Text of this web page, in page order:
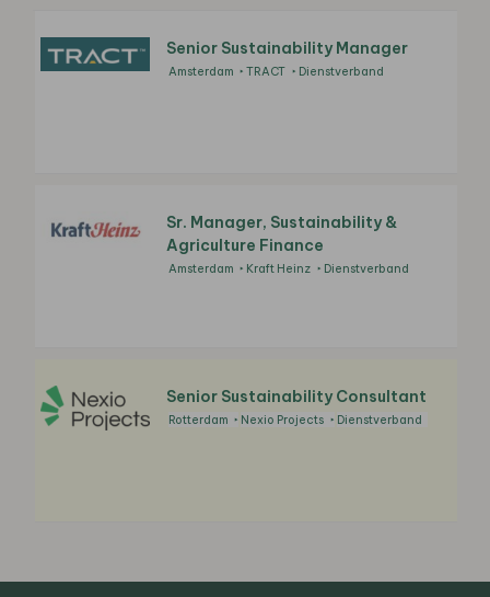
Senior Sustainability Manager
Amsterdam TRACT Dienstverband
Sr. Manager, Sustainability &
Agriculture Finance
Amsterdam Kraft Heinz Dienstverband
Senior Sustainability Consultant
Rotterdam Nexio Projects Dienstverband